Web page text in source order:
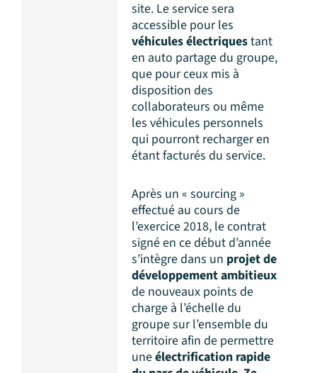
site. Le service sera
accessible pour les
véhicules électriquestant
en auto partage du groupe,
que pour ceux mis à
disposition des
collaborateurs ou même
les véhicules personnels
qui pourront recharger en
étant facturés du service.
Après un « sourcing »
effectué au cours de
l’exercice 2018, le contrat
signé en ce début d’année
s’intègre dans un projet de
développement ambitieux
de nouveaux points de
charge à l’échelle du
groupe sur l’ensemble du
territoire afin de permettre
uneélectrification rapide